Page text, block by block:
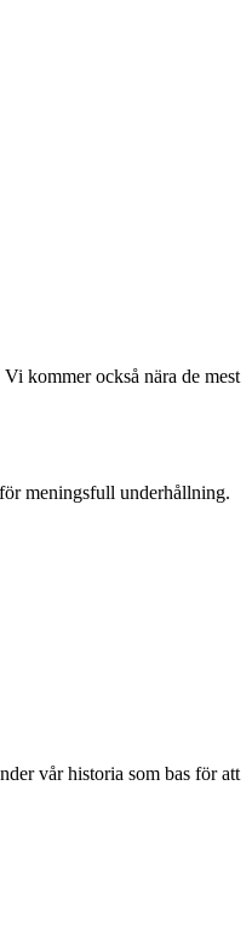
kommer också nära de mest
meningsfull underhållning.
vår historia som bas för att